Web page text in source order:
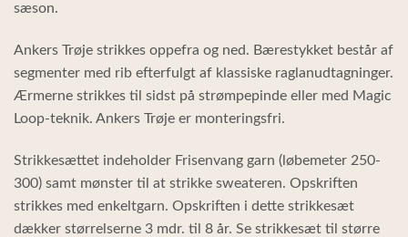
sæson.
Ankers Trøje strikkes oppefra og ned. Bærestykket består af
segmenter med rib efterfulgt af klassiske raglanudtagninger.
Ærmerne strikkes til sidst på strømpepinde eller med Magic
Loop-teknik. Ankers Trøje er monteringsfri.
Strikkesættet indeholder Frisenvang garn (løbemeter 250-
300) samt mønster til at strikke sweateren. Opskriften
strikkes med enkeltgarn. Opskriften i dette strikkesæt
dækker størrelserne 3 mdr. til 8 år. Se strikkesæt til større